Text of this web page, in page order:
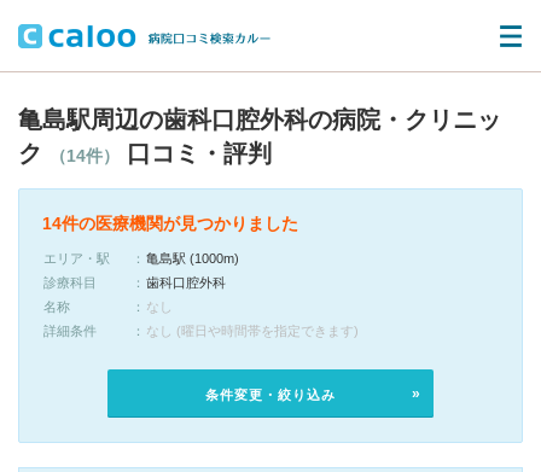
亀島駅周辺の歯科口腔外科の病院・クリニッ
ク
（14件） 口コミ・評判
14件の医療機関が見つかりました
エリア・駅
亀島駅 (1000m)
診療科目
歯科口腔外科
名称
なし
詳細条件
なし (曜日や時間帯を指定できます)
条件変更・絞り込み